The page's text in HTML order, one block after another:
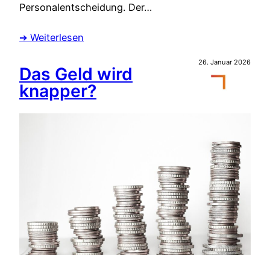
Personalentscheidung. Der…
➔ Weiterlesen
26. Januar 2026
Das Geld wird
knapper?